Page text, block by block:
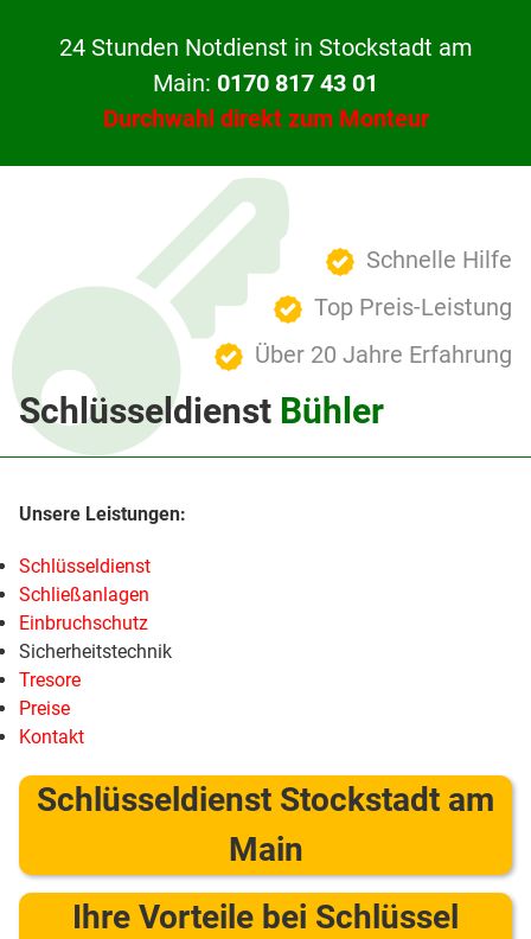
24 Stunden Notdienst in Stockstadt am
Main: 0170 817 43 01
Durchwahl direkt zum Monteur
Schnelle Hilfe
Top Preis-Leistung
Über 20 Jahre Erfahrung
Schlüsseldienst Bühler
Schlüsseldienst
Schließanlagen
Einbruchschutz
Sicherheitstechnik
Tresore
Preise
Kontakt
Schlüsseldienst Stockstadt am
Main
Ihre Vorteile bei Schlüssel